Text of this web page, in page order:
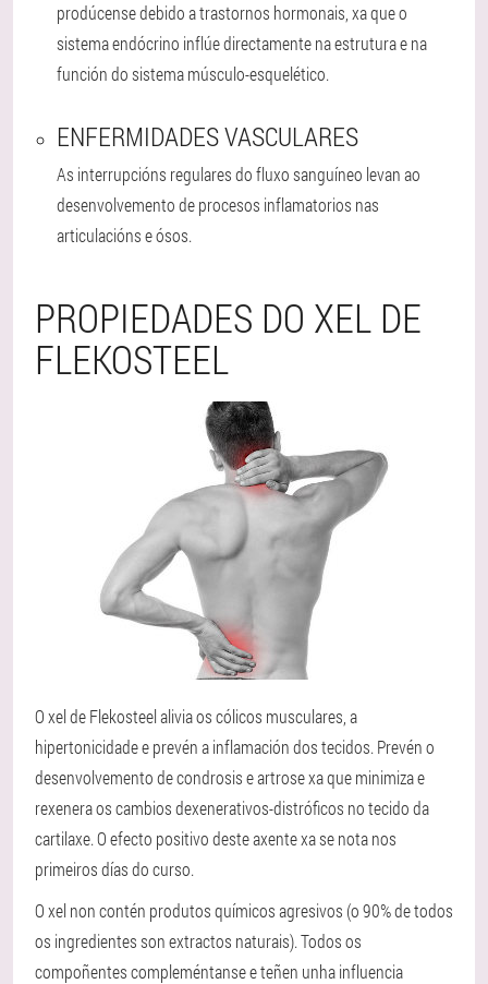
prodúcense debido a trastornos hormonais, xa que o
sistema endócrino inflúe directamente na estrutura e na
función do sistema músculo-esquelético.
ENFERMIDADES VASCULARES
As interrupcións regulares do fluxo sanguíneo levan ao
desenvolvemento de procesos inflamatorios nas
articulacións e ósos.
PROPIEDADES DO XEL DE
FLEKOSTEEL
O xel de Flekosteel alivia os cólicos musculares, a
hipertonicidade e prevén a inflamación dos tecidos. Prevén o
desenvolvemento de condrosis e artrose xa que minimiza e
rexenera os cambios dexenerativos-distróficos no tecido da
cartilaxe. O efecto positivo deste axente xa se nota nos
primeiros días do curso.
O xel non contén produtos químicos agresivos (o 90% de todos
os ingredientes son extractos naturais). Todos os
compoñentes compleméntanse e teñen unha influencia